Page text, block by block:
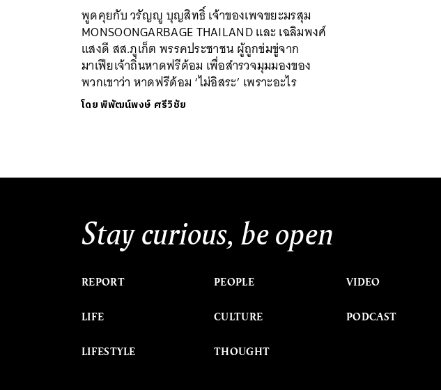
พูดคุยกับ วรัญญู บุญสิทธิ์ เจ้าของเพจขยะมรสุม
MONSOONGARBAGE THAILAND และ เฉลิมพงศ์
แสงดี สส.ภูเก็ต พรรคประชาชน ผู้ถูกข่มขู่จาก
มาเฟียเจ้าถิ่นหาดฟรีด้อม เพื่อสำรวจมุมมองของ
พวกเขาว่า หาดฟรีด้อม ‘ไม่อิสระ’ เพราะอะไร
โดยพิพัฒน์พงษ์ ศรีวิชัย
Stay curious, be open
REPORT
LIFE
LIFESTYLE
PEOPLE
CULTURE
THOUGHT
VIDEO
PODCAST